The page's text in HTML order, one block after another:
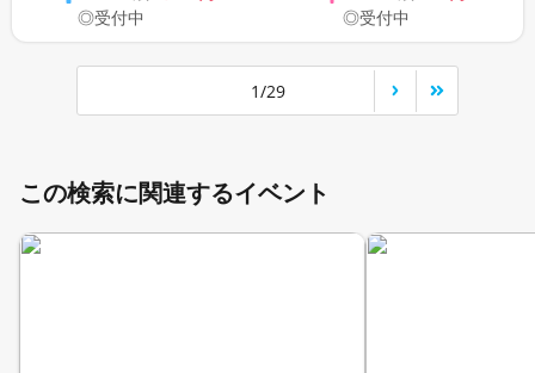
◎受付中
◎受付中
1/29
この検索に関連するイベント